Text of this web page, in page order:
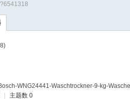
WNG24441-Waschtrockner-9-kg-
主题数 0